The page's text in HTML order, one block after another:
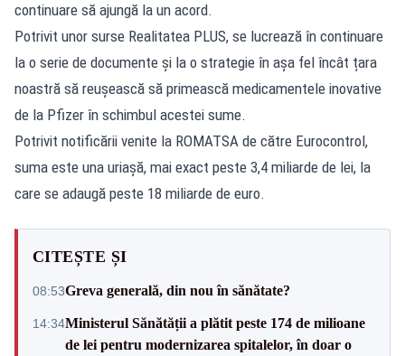
continuare să ajungă la un acord.
Potrivit unor surse Realitatea PLUS, se lucrează în continuare
la o serie de documente și la o strategie în așa fel încât țara
noastră să reușească să primească medicamentele inovative
de la Pfizer în schimbul acestei sume.
Potrivit notificării venite la ROMATSA de către Eurocontrol,
suma este una uriașă, mai exact peste 3,4 miliarde de lei, la
care se adaugă peste 18 miliarde de euro.
CITEȘTE ȘI
08:53Greva generală, din nou în sănătate?
14:34Ministerul Sănătății a plătit peste 174 de milioane
de lei pentru modernizarea spitalelor, în doar o